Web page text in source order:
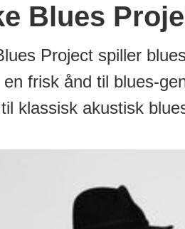
Blues
Project spiller
en frisk ånd til blues-
klassisk akustisk